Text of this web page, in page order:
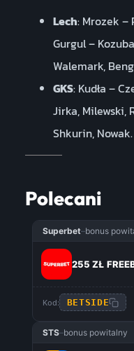
Lech: Mrozek –
Gurgul –
Walemark,
GKS: Kudła –
Jirka, Milewski,
Shkurin, Nowak.
Polecani
Superbet–bonus
255 ZŁ
Kod: BETSIDE
STS–bonus powitalny